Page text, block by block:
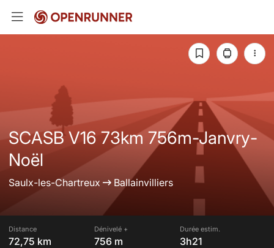
SCASB V16 73km 756m-Janvry-
Noël
Saulx-les-Chartreux Ballainvilliers
Distance
72,75 km
Dénivelé +
756 m
Durée estim.
3h21